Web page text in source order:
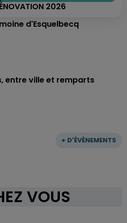
+ D'ÉVÈNEMENTS
2026
d'Esquelbecq
entre ville et remparts
VOUS